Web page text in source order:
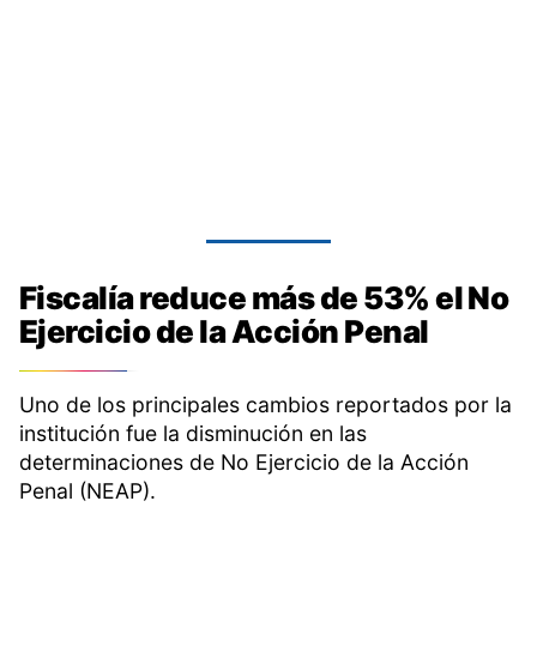
Fiscalía reduce más de 53% el No
Ejercicio de la Acción Penal
Uno de los principales cambios reportados por la
institución fue la disminución en las
determinaciones de No Ejercicio de la Acción
Penal (NEAP).